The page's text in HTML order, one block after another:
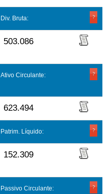
Div. Bruta:
503.086
Ativo Circulante:
623.494
Patrim. Líquido:
152.309
Passivo Circulante: